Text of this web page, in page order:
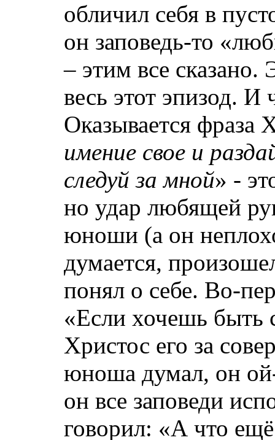
обличил себя в
он заповедь-то
– этим все сказано.
весь этот эпизод.
Оказывается фраза
имение свое и
следуй за мной» ‑
но удар любящей
юноши (а он
думается,
понял о себе. Во-
«Если хочешь быть
Христос его за
юноша думал, он
он все заповеди
говорил: «А что